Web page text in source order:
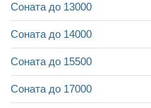
Соната до 13000
Соната до 14000
Соната до 15500
Соната до 17000